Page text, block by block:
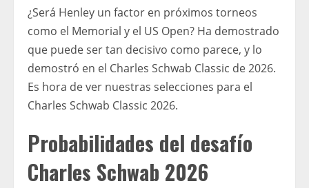
¿Será Henley un factor en próximos torneos
como el Memorial y el US Open? Ha demostrado
que puede ser tan decisivo como parece, y lo
demostró en el Charles Schwab Classic de 2026.
Es hora de ver nuestras selecciones para el
Charles Schwab Classic 2026.
Probabilidades del desafío
Charles Schwab 2026